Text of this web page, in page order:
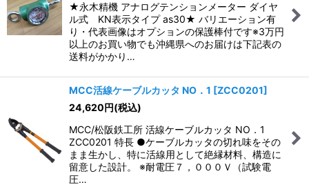
★永木精機 アナログテンションメーター ダイヤ
ル式 KN表示タイプ as30★ バリエーション有
り・代表画像はオプションの保護棒付です※3万円
以上のお買い物でも沖縄県へのお届けは下記表の
送料がかかり…
MCC活線ケーブルカッタ NO．1 [ZCC0201]
24,620円(税込)
MCC/松阪鉄工所 活線ケーブルカッタ NO．1
ZCC0201 特長 ●ケーブルカッタの切れ味をその
まま生かし、特に活線用として絶縁材料、構造に
留意した設計。 ※耐電圧７，０００Ｖ（試験電
圧…